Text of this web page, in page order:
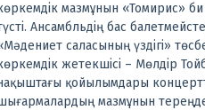
мазмұнын «Томирис»
Ансамбльдің бас
саласының үздігі»
жетекшісі – Мөлдір
қойылымдары
мазмұнын